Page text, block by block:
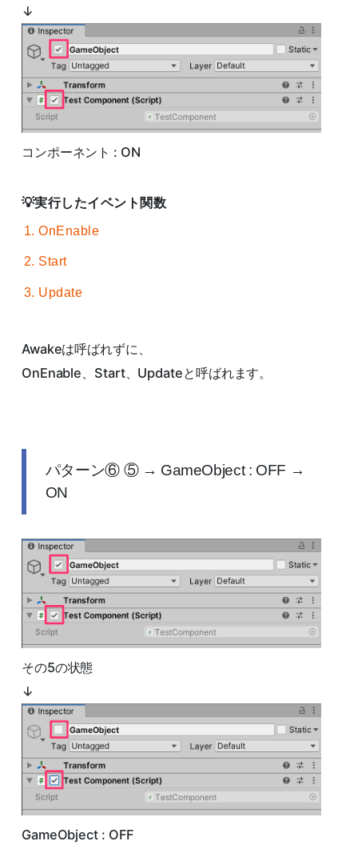
↓
コンポーネント : ON
実行したイベント関数
OnEnable
Start
Update
Awakeは呼ばれずに、
OnEnable、Start、Updateと呼ばれます。
パターン⑥ ⑤ → GameObject : OFF →
ON
その5の状態
↓
GameObject : OFF